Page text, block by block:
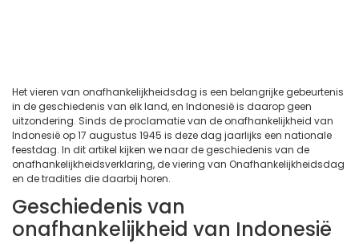
Het vieren van onafhankelijkheidsdag is een belangrijke gebeurtenis
in de geschiedenis van elk land, en Indonesië is daarop geen
uitzondering. Sinds de proclamatie van de onafhankelijkheid van
Indonesië op 17 augustus 1945 is deze dag jaarlijks een nationale
feestdag. In dit artikel kijken we naar de geschiedenis van de
onafhankelijkheidsverklaring, de viering van Onafhankelijkheidsdag
en de tradities die daarbij horen.
Geschiedenis van
onafhankelijkheid van Indonesië